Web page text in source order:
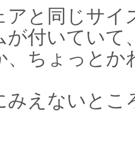
アと同じサイ
が付いていて
、ちょっとか
みえないとこ